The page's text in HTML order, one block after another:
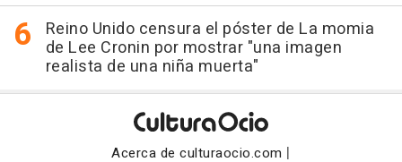
Reino Unido censura el póster de La momia
de Lee Cronin por mostrar "una imagen
realista de una niña muerta"
Acerca de culturaocio.com |